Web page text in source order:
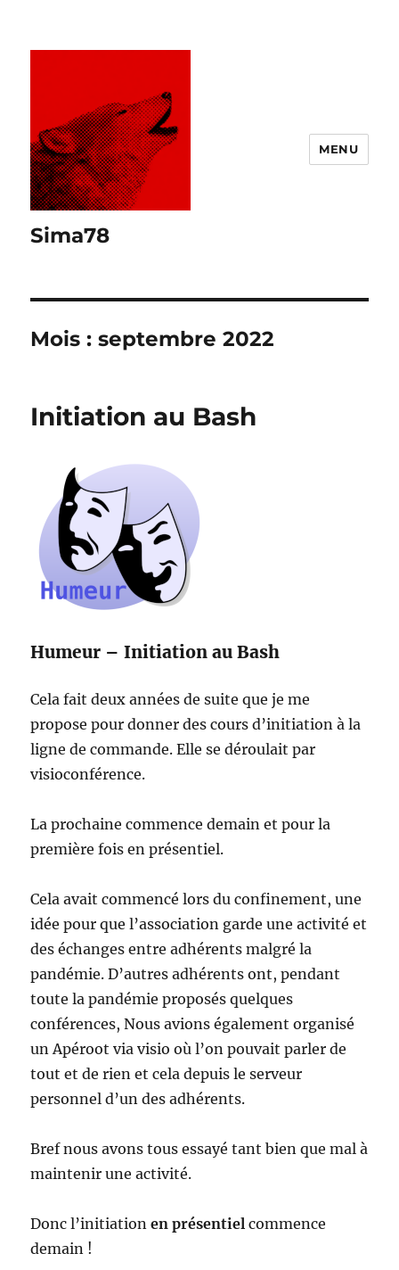
Sima78
MENU
Mois :septembre 2022
Initiation au Bash
Humeur – Initiation au Bash
Cela fait deux années de suite que je me
propose pour donner des cours d’initiation à la
ligne de commande. Elle se déroulait par
visioconférence.
La prochaine commence demain et pour la
première fois en présentiel.
Cela avait commencé lors du confinement, une
idée pour que l’association garde une activité et
des échanges entre adhérents malgré la
pandémie. D’autres adhérents ont, pendant
toute la pandémie proposés quelques
conférences, Nous avions également organisé
un Apéroot via visio où l’on pouvait parler de
tout et de rien et cela depuis le serveur
personnel d’un des adhérents.
Bref nous avons tous essayé tant bien que mal à
maintenir une activité.
Donc l’initiationen présentielcommence
demain !